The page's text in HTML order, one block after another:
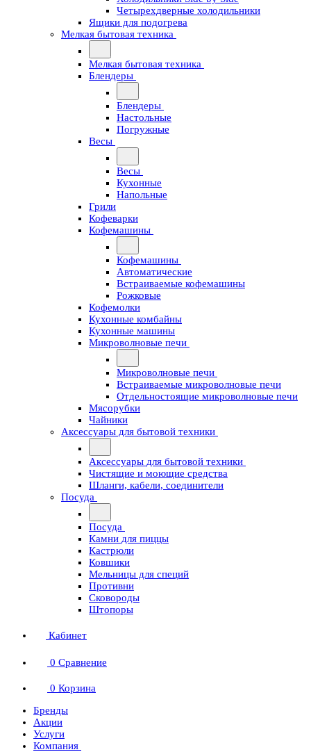
Четырехдверные холодильники
Ящики для подогрева
Мелкая бытовая техника
Мелкая бытовая техника
Блендеры
Блендеры
Настольные
Погружные
Весы
Весы
Кухонные
Напольные
Грили
Кофеварки
Кофемашины
Кофемашины
Автоматические
Встраиваемые кофемашины
Рожковые
Кофемолки
Кухонные комбайны
Кухонные машины
Микроволновые печи
Микроволновые печи
Встраиваемые микроволновые печи
Отдельностоящие микроволновые печи
Мясорубки
Чайники
Аксессуары для бытовой техники
Аксессуары для бытовой техники
Чистящие и моющие средства
Шланги, кабели, соединители
Посуда
Посуда
Камни для пиццы
Кастрюли
Ковшики
Мельницы для специй
Противни
Сковороды
Штопоры
Кабинет
0 Сравнение
0 Корзина
Бренды
Акции
Услуги
Компания